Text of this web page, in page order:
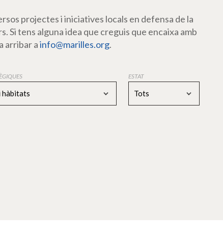
projectes i iniciatives locals en defensa de la
Si tens alguna idea que creguis que encaixa amb
arribar ainfo@marilles.org.
hàbitats
ESTAT
Tots